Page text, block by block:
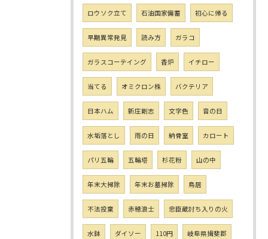
ロウソク立て 石油国家備蓄 初心に帰る
早期異常発見 読み方 ガラコ
ガラスコーテイング 香炉 イチロー
当てる オミクロン株 バクテリア
日本ハム 新庄剛志 文字色 音の日
水垢落とし 雨の日 納骨室 カロート
パリ五輪 五輪塔 杉花粉 山の中
年末大掃除 年末お墓掃除 鳥居
不法投棄 赤穂浪士 忠臣蔵討ち入りの火
水鉢 ダイソー 110円 岐阜県揖斐郡